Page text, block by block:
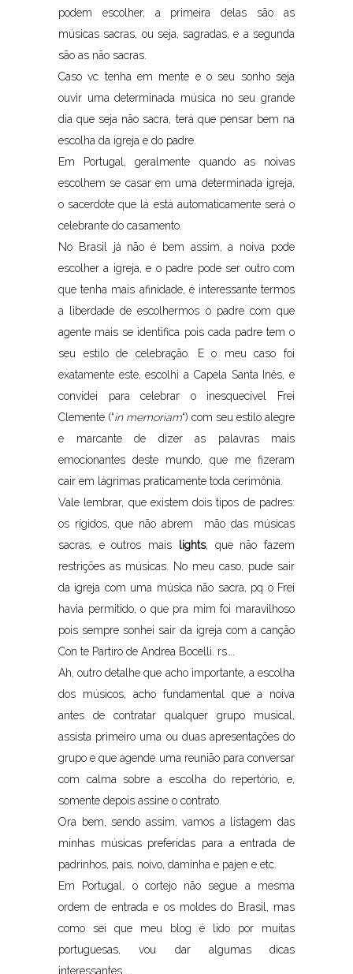
podem escolher, a primeira delas são as
músicas sacras, ou seja, sagradas, e a segunda
são as não sacras.
Caso vc tenha em mente e o seu sonho seja
ouvir uma determinada música no seu grande
dia que seja não sacra, terá que pensar bem na
escolha da igreja e do padre.
Em Portugal, geralmente quando as noivas
escolhem se casar em uma determinada igreja,
o sacerdote que lá está automaticamente será o
celebrante do casamento.
No Brasil já não é bem assim, a noiva pode
escolher a igreja, e o padre pode ser outro com
que tenha mais afinidade, é interessante termos
a liberdade de escolhermos o padre com que
agente mais se identifica pois cada padre tem o
seu estilo de celebração. E o meu caso foi
exatamente este, escolhi a Capela Santa Inês, e
convidei para celebrar o inesquecível Frei
Clemente (“in memoriam“) com seu estilo alegre
e marcante de dizer as palavras mais
emocionantes deste mundo, que me fizeram
cair em lágrimas praticamente toda cerimônia.
Vale lembrar, que existem dois tipos de padres:
os rígidos, que não abrem mão das músicas
sacras, e outros mais
lights, que não fazem
restrições as músicas. No meu caso, pude sair
da igreja com uma música não sacra, pq o Frei
havia permitido, o que pra mim foi maravilhoso
pois sempre sonhei sair da igreja com a canção
Con te Partiro de Andrea Bocelli. rs….
Ah, outro detalhe que acho importante, a escolha
dos músicos, acho fundamental que a noiva
antes de contratar qualquer grupo musical,
assista primeiro uma ou duas apresentações do
grupo e que agende uma reunião para conversar
com calma sobre a escolha do repertório, e,
somente depois assine o contrato.
Ora bem, sendo assim, vamos a listagem das
minhas músicas preferidas para a entrada de
padrinhos, pais, noivo, daminha e pajen e etc.
Em Portugal, o cortejo não segue a mesma
ordem de entrada e os moldes do Brasil, mas
como sei que meu blog é lido por muitas
portuguesas, vou dar algumas dicas
interessantes….